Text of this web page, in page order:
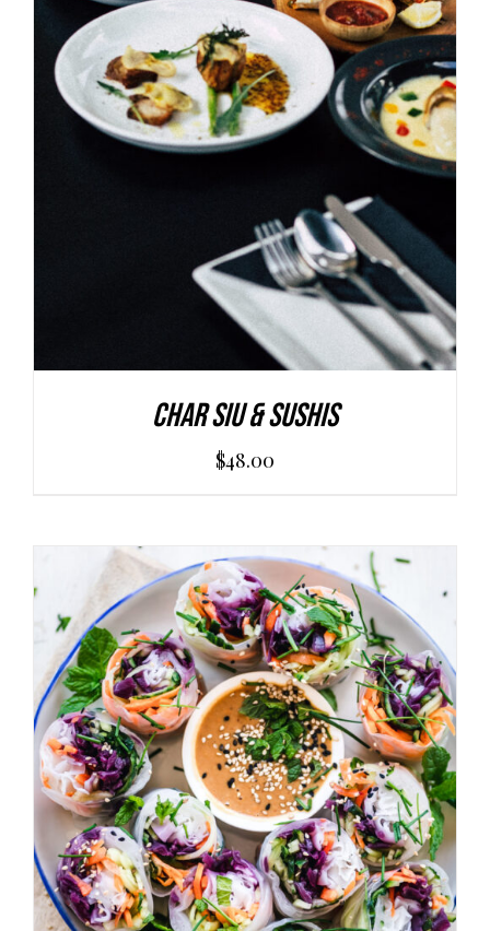
AGGIUNGI AL CARRELLO DETAILS
Char Siu & Sushis
$48.00
AGGIUNGI AL CARRELLO / DETAILS